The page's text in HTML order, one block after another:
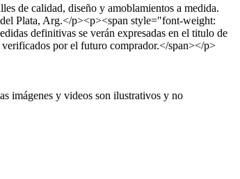
de calidad, diseño y amoblamientos a medida.
Plata, Arg.</p><p><span style="font-weight:
definitivas se verán expresadas en el titulo de
verificados por el futuro comprador.</span></p>
imágenes y videos son ilustrativos y no